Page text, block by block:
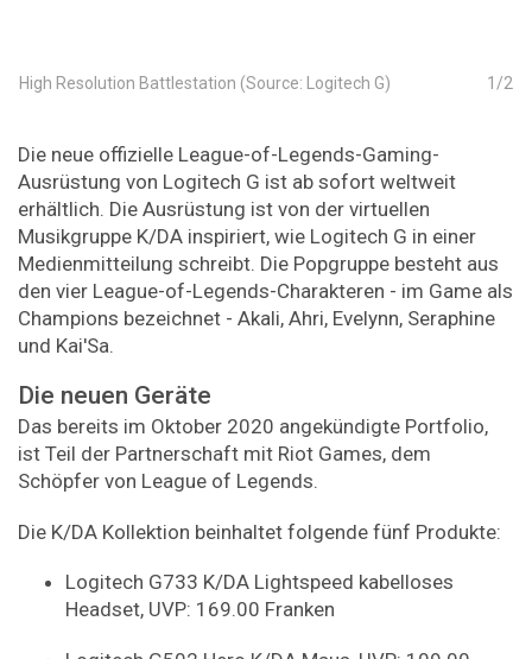
1 /2
High Resolution Battlestation (Source: Logitech G)
Die neue offizielle League-of-Legends-Gaming-
Ausrüstung von Logitech G ist ab sofort weltweit
erhältlich. Die Ausrüstung ist von der virtuellen
Musikgruppe K/DA inspiriert, wie Logitech G in einer
Medienmitteilung schreibt. Die Popgruppe besteht aus
den vier League-of-Legends-Charakteren - im Game als
Champions bezeichnet - Akali, Ahri, Evelynn, Seraphine
und Kai'Sa.
Die neuen Geräte
Das bereits im Oktober 2020 angekündigte Portfolio,
ist Teil der Partnerschaft mit Riot Games, dem
Schöpfer von League of Legends.
Die K/DA Kollektion beinhaltet folgende fünf Produkte:
Logitech G733 K/DA Lightspeed kabelloses
Headset, UVP: 169.00 Franken